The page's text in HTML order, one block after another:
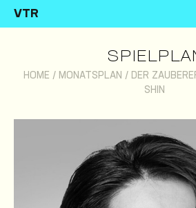
VTR
HOME / MONATSPLAN / DER
SHIN